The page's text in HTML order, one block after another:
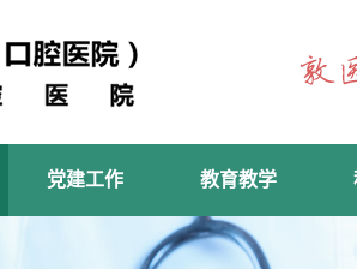
党建工作 教育教学